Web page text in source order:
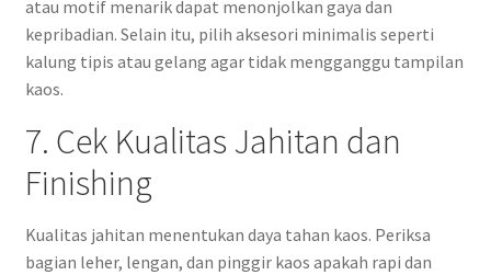
atau motif menarik dapat menonjolkan gaya dan
kepribadian. Selain itu, pilih aksesori minimalis seperti
kalung tipis atau gelang agar tidak mengganggu tampilan
kaos.
7. Cek Kualitas Jahitan dan
Finishing
Kualitas jahitan menentukan daya tahan kaos. Periksa
bagian leher, lengan, dan pinggir kaos apakah rapi dan